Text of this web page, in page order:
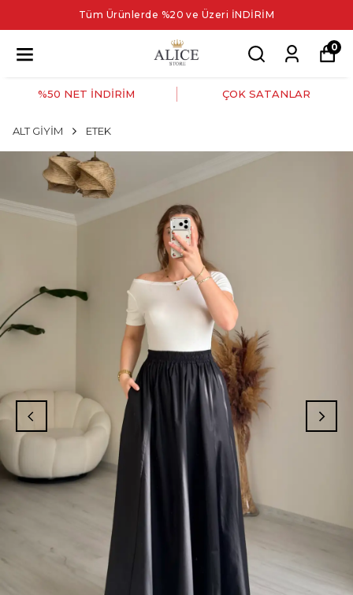
Tüm Ürünlerde %20 ve Üzeri İNDİRİM
0
%50 NET İNDİRİM ÇOK SATANLAR
ALT GİYİM ETEK